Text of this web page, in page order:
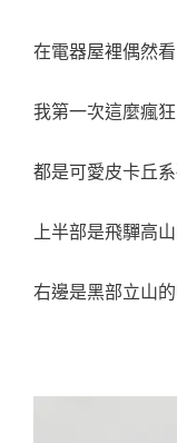
在電器屋裡偶然
我第一次這麼瘋
都是可愛皮卡丘系
上半部是飛驒高
右邊是黑部立山